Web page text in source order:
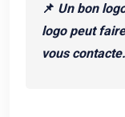
📌 Un bon
logo peut
vous contacte.